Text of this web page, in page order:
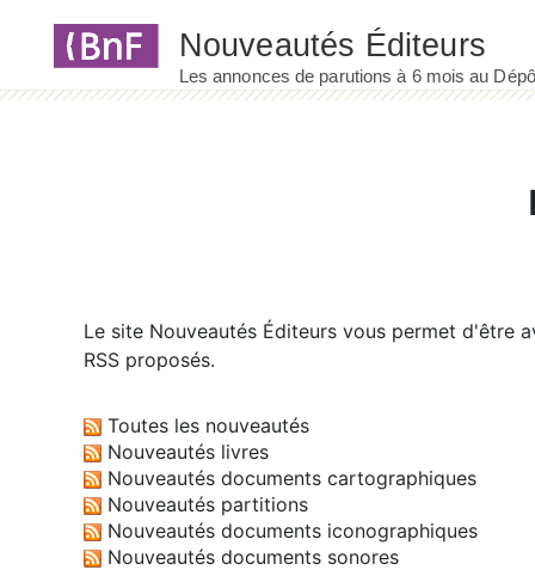
Le site Nouveautés Éditeurs vous permet d'être
RSS proposés.
Toutes les nouveautés
Nouveautés livres
Nouveautés documents cartographiques
Nouveautés partitions
Nouveautés documents iconographiques
Nouveautés documents sonores